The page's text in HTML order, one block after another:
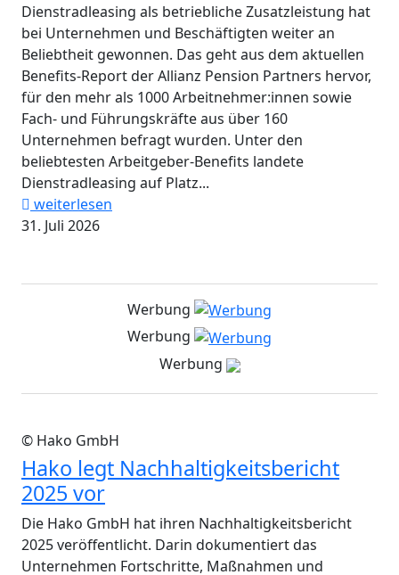
Dienstradleasing als betriebliche Zusatzleistung hat
bei Unternehmen und Beschäftigten weiter an
Beliebtheit gewonnen. Das geht aus dem aktuellen
Benefits-Report der Allianz Pension Partners hervor,
für den mehr als 1000 Arbeitnehmer:innen sowie
Fach- und Führungskräfte aus über 160
Unternehmen befragt wurden. Unter den
beliebtesten Arbeitgeber-Benefits landete
Dienstradleasing auf Platz...
weiterlesen
31. Juli 2026
Werbung
Werbung
Werbung
© Hako GmbH
Hako legt Nachhaltigkeitsbericht
2025 vor
Die Hako GmbH hat ihren Nachhaltigkeitsbericht
2025 veröffentlicht. Darin dokumentiert das
Unternehmen Fortschritte, Maßnahmen und